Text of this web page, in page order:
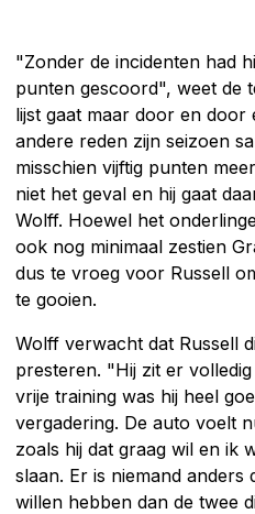
"Zonder de incidenten had
punten gescoord", weet de
lijst gaat maar door en door
andere reden zijn seizoen
misschien vijftig punten
niet het geval en hij gaat
Wolff. Hoewel het
ook nog minimaal zestien
dus te vroeg voor Russell
te gooien.
Wolff verwacht dat Russell
presteren. "Hij zit er
vrije training was hij heel
vergadering. De auto voelt
zoals hij dat graag wil en ik
slaan. Er is niemand anders
willen hebben dan de twee